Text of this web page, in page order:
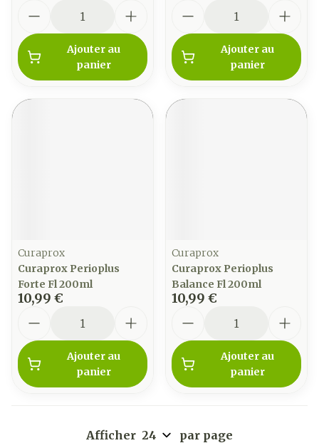
Ajouter au
panier
Ajouter au
panier
Curaprox
Curaprox Perioplus
Forte Fl 200ml
10,99 €
Ajouter au
panier
Curaprox
Curaprox Perioplus
Balance Fl 200ml
10,99 €
Ajouter au
panier
Afficher par page